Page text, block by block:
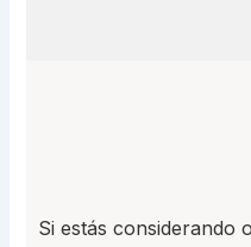
Si estás considerando